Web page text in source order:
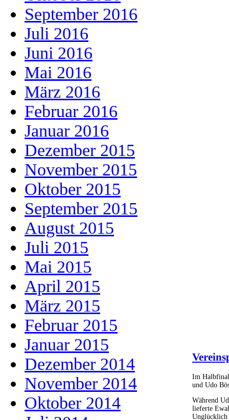
September 2016
Juli 2016
Juni 2016
Mai 2016
März 2016
Februar 2016
Januar 2016
Dezember 2015
November 2015
Oktober 2015
September 2015
August 2015
Juli 2015
Mai 2015
April 2015
März 2015
Februar 2015
Januar 2015
Dezember 2014
November 2014
Oktober 2014
Im
und Udo
Während
lieferte
Unglücklich